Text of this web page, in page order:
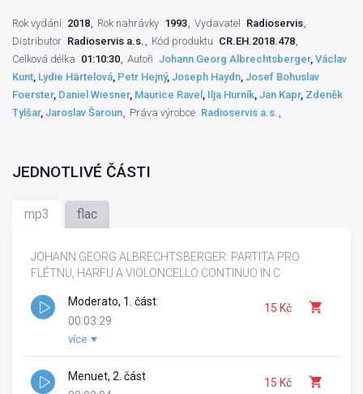
Rok vydání 2018 Rok nahrávky 1993 Vydavatel
Radioservis
Distributor Radioservis a.s. Kód produktu CR.EH.2018.478
Celková délka 01:10:30 Autoři Johann Georg Albrechtsberger, Václav
Kunt, Lydie Härtelová, Petr Hejný, Joseph Haydn, Josef Bohuslav
Foerster, Daniel Wiesner, Maurice Ravel , Ilja Hurník, Jan Kapr, Zdeněk
Tylšar, Jaroslav Šaroun Práva výrobce Radioservis a.s.
JEDNOTLIVÉ ČÁSTI
mp3 flac
JOHANN GEORG ALBRECHTSBERGER: PARTITA PRO
FLÉTNU, HARFU A VIOLONCELLO CONTINUO IN C
Moderato, 1. část
00:03:29
Autor hudby:
Interpret nástroje:Václav Kunt,Lydie Härtelová,Petr
Hejný
Režisér hudby:
více
15 Kč
Menuet, 2. část
15 Kč